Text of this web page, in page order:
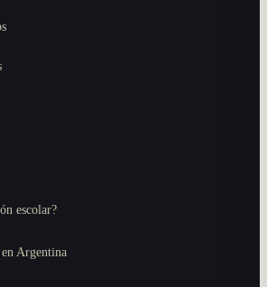
escolar?
Argentina